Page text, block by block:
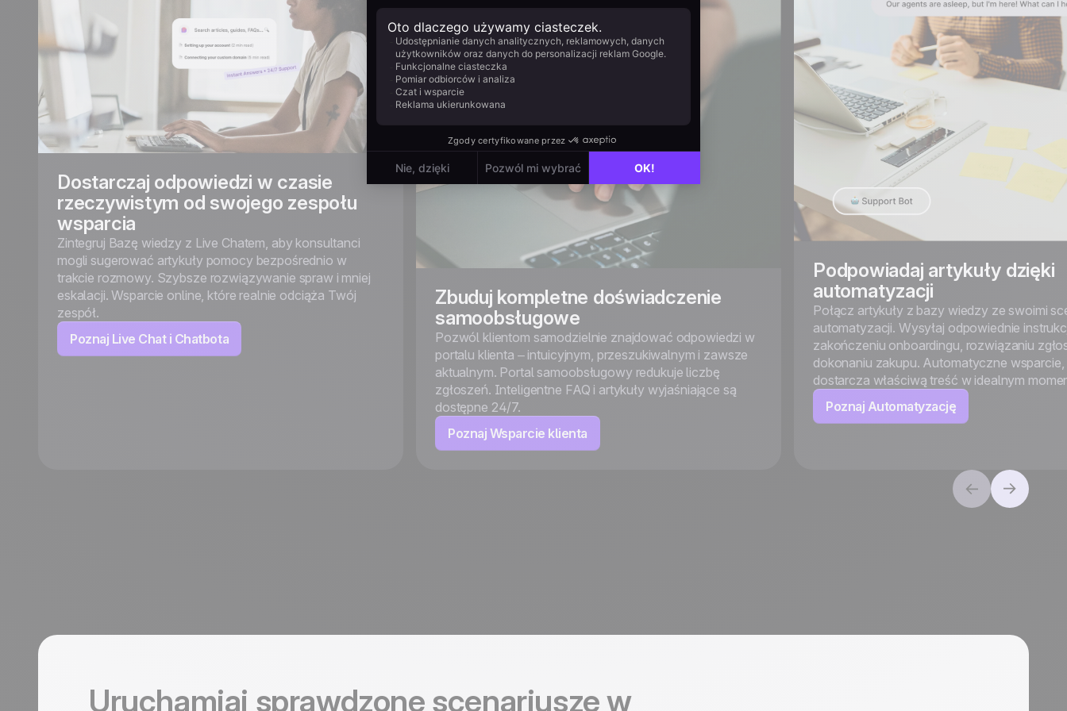
Dostarczaj odpowiedzi w czasie
rzeczywistym od swojego zespołu
wsparcia
Zintegruj Bazę wiedzy z Live Chatem, aby konsultanci
mogli sugerować artykuły pomocy bezpośrednio w
trakcie rozmowy. Szybsze rozwiązywanie spraw i mniej
eskalacji. Wsparcie online, które realnie odciąża Twój
zespół.
Poznaj Live Chat i Chatbota
Zbuduj kompletne doświadczenie
samoobsługowe
Pozwól klientom samodzielnie znajdować odpowiedzi w
portalu klienta – intuicyjnym, przeszukiwalnym i zawsze
aktualnym. Portal samoobsługowy redukuje liczbę
zgłoszeń. Inteligentne FAQ i artykuły wyjaśniające są
dostępne 24/7.
Poznaj Wsparcie klienta
Podpowiadaj artykuły dzięki
automatyzacji
Połącz artykuły z bazy wiedzy ze swoimi
automatyzacji. Wysyłaj odpowiednie
zakończeniu onboardingu, rozwiązaniu
dokonaniu zakupu. Automatyczne
dostarcza właściwą treść w idealnym
Poznaj Automatyzację
Uruchamiaj sprawdzone scenariusze w